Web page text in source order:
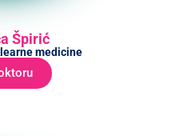
Špirić
medicine